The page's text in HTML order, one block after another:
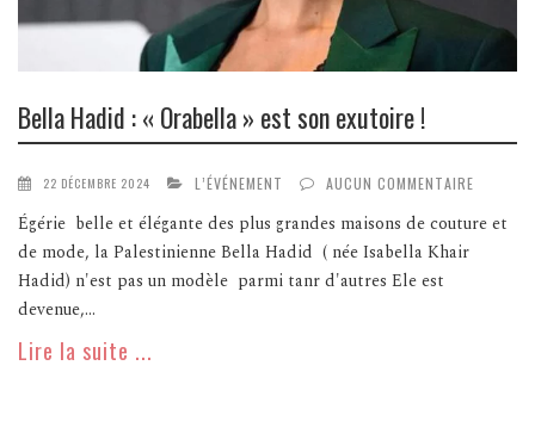
Bella Hadid : « Orabella » est son exutoire !
22 DÉCEMBRE 2024 L’ÉVÉNEMENT AUCUN COMMENTAIRE
Égérie belle et élégante des plus grandes maisons de couture et
de mode, la Palestinienne Bella Hadid ( née Isabella Khair
Hadid) n'est pas un modèle parmi tanr d'autres Ele est
devenue,...
Lire la suite ...